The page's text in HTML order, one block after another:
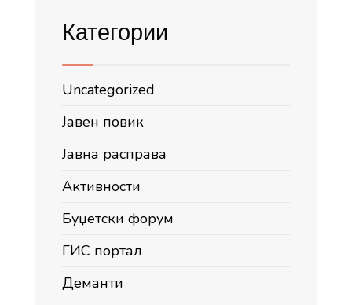
Категории
Uncategorized
Јавен повик
Јавна расправа
Активности
Буџетски форум
ГИС портал
Деманти